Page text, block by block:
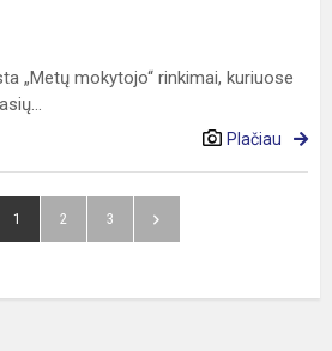
„Metų mokytojo“ rinkimai, kuriuose
Plačiau
1 2 3